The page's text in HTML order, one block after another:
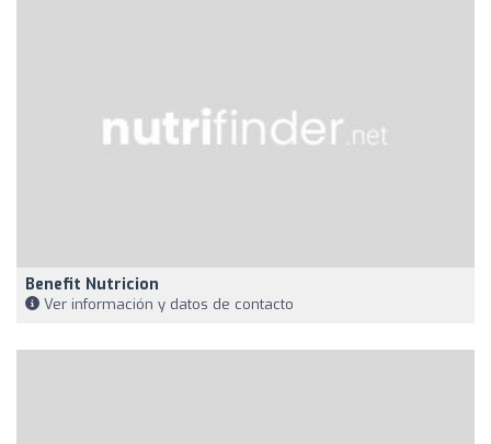
Benefit Nutricion
Ver información y datos de contacto